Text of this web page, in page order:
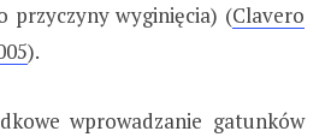
przyczyny wyginięcia) (Clavero
).
wprowadzanie gatunków